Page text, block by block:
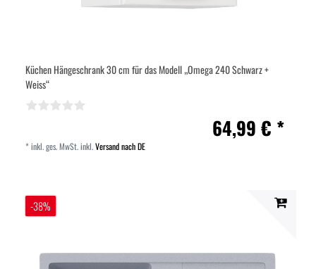
Küchen Hängeschrank 30 cm für das Modell „Omega 240 Schwarz +
Weiss“
64,99 € *
*inkl. ges. MwSt.inkl.Versand nach DE
-38%